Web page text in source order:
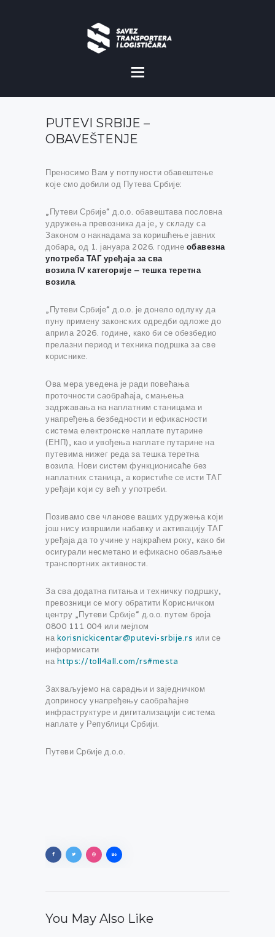
MISIJA I VIZIJA
KOMERCIJALNE
GALERIJA
PUTEVI SRBIJE –
OBAVEŠTENJE
Преносимо Вам у потпуности обавештење
које смо добили од Путева Србије:
„Путеви Србије“ д.о.о. обавештава пословна
удружења превозника да је, у складу са
Законом о накнадама за коришћење јавних
добара, од 1. јануара 2026. године обавезна
употреба ТАГ уређаја за сва
возилаIVкатегорије – тешка теретна
возила.
„Путеви Србије“ д.о.о. је донело одлуку да
пуну примену законских одредби одложе до
априла 2026. године, како би се обезбедио
прелазни период и техника подршка за све
кориснике.
Ова мера уведена је ради повећања
проточности саобраћаја, смањења
задржавања на наплатним станицама и
унапређења безбедности и ефикасности
система електронске наплате путарине
(ЕНП), као и увођења наплате путарине на
путевима нижег реда за тешка теретна
возила. Нови систем функционисаће без
наплатних станица, а користиће се исти ТАГ
уређаји који су већ у употреби.
Позивамо све чланове ваших удружења који
још нису извршили набавку и активацију ТАГ
уређаја да то учине у најкраћем року, како би
осигурали несметано и ефикасно обављање
транспортних активности.
За сва додатна питања и техничку подршку,
превозници се могу обратити Корисничком
центру „Путеви Србије“ д.о.о. путем броја
0800 111 004 или мејлом
на korisnickicentar@putevi-srbije.rs или се
информисати
на https://toll4all.com/rs#mesta
Захваљујемо на сарадњи и заједничком
доприносу унапређењу саобраћајне
инфраструктуре и дигитализацији система
наплате у Републици Србији.
Путеви Србије д.о.о.
You May Also Like